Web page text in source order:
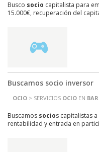
Busco socio capitalista para
15.000€, recuperación del
Buscamos socio inversor
OCIO > SERVICIOS OCIO EN
Buscamos socios capitalistas
rentabilidad y entrada en